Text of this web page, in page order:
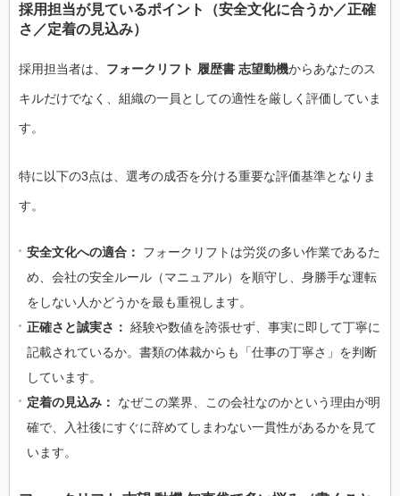
採用担当が見ているポイント（安全文化に合うか／正確
さ／定着の見込み）
採用担当者は、 フォークリフト 履歴書 志望動機からあなたのス
キルだけでなく、組織の一員としての適性を厳しく評価していま
す。
特に以下の3点は、選考の成否を分ける重要な評価基準となりま
す。
安全文化への適合：
フォークリフトは労災の多い作業であるた
め、会社の安全ルール（マニュアル）を順守し、身勝手な運転
をしない人かどうかを最も重視します。
正確さと誠実さ： 経験や数値を誇張せず、事実に即して丁寧に
記載されているか。書類の体裁からも「仕事の丁寧さ」を判断
しています。
定着の見込み：
なぜこの業界、この会社なのかという理由が明
確で、入社後にすぐに辞めてしまわない一貫性があるかを見て
います。